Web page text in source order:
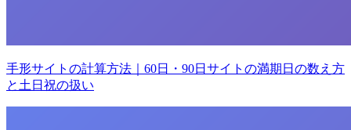
手形サイトの計算方法｜60日・90日サイトの満期日の数え方
と土日祝の扱い